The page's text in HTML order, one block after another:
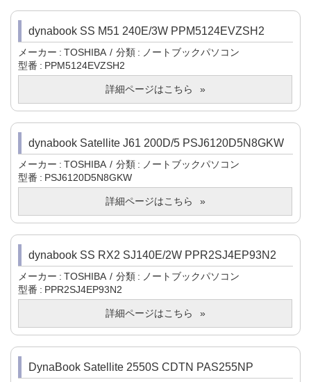
dynabook SS M51 240E/3W PPM5124EVZSH2
メーカー TOSHIBA 分類
ノートブックパソコン
型番
PPM5124EVZSH2
詳細ページはこちら
dynabook Satellite J61 200D/5 PSJ6120D5N8GKW
メーカー TOSHIBA 分類
ノートブックパソコン
型番
PSJ6120D5N8GKW
詳細ページはこちら
dynabook SS RX2 SJ140E/2W PPR2SJ4EP93N2
メーカー TOSHIBA 分類
ノートブックパソコン
型番
PPR2SJ4EP93N2
詳細ページはこちら
DynaBook Satellite 2550S CDTN PAS255NP